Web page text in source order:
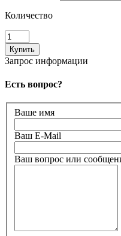
Количество
Запрос информации
Есть вопрос?
Ваше имя
Ваш E-Mail
Ваш вопрос или